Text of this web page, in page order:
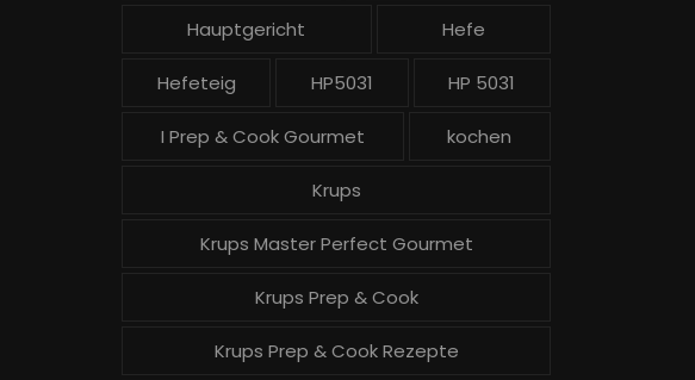
Hauptgericht Hefe
Hefeteig HP5031 HP 5031
I Prep & Cook Gourmet kochen
Krups
Krups Master Perfect Gourmet
Krups Prep & Cook
Krups Prep & Cook Rezepte